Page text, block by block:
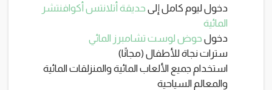
دخول ليوم كامل إلى حديقة أتلانتس أكوافنتشر
المائية
دخول حوض لوست تشامبرز المائي
سترات نجاة للأطفال (مجانًا)
استخدام جميع الألعاب المائية والمنزلقات المائية
والمعالم السياحية